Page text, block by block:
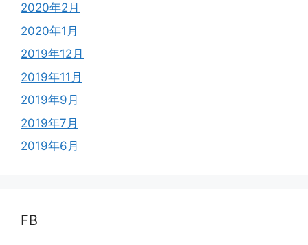
2020年2月
2020年1月
2019年12月
2019年11月
2019年9月
2019年7月
2019年6月
FB